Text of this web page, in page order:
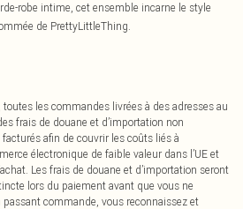
robe intime, cet ensemble incarne le style
de PrettyLittleThing.
les commandes livrées à des adresses au
frais de douane et d’importation non
afin de couvrir les coûts liés à
électronique de faible valeur dans l’UE et
Les frais de douane et d’importation seront
lors du paiement avant que vous ne
commande, vous reconnaissez et